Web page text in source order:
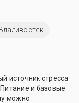
Владивосток
источник стресса
и базовые
можно